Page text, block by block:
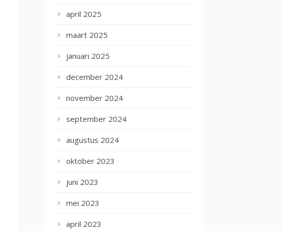
april 2025
maart 2025
januari 2025
december 2024
november 2024
september 2024
augustus 2024
oktober 2023
juni 2023
mei 2023
april 2023